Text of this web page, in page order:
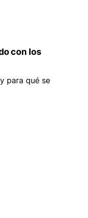
con los
para qué se